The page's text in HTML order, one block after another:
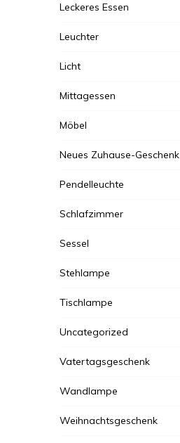
Leckeres Essen
Leuchter
Licht
Mittagessen
Möbel
Neues Zuhause-Geschenk
Pendelleuchte
Schlafzimmer
Sessel
Stehlampe
Tischlampe
Uncategorized
Vatertagsgeschenk
Wandlampe
Weihnachtsgeschenk